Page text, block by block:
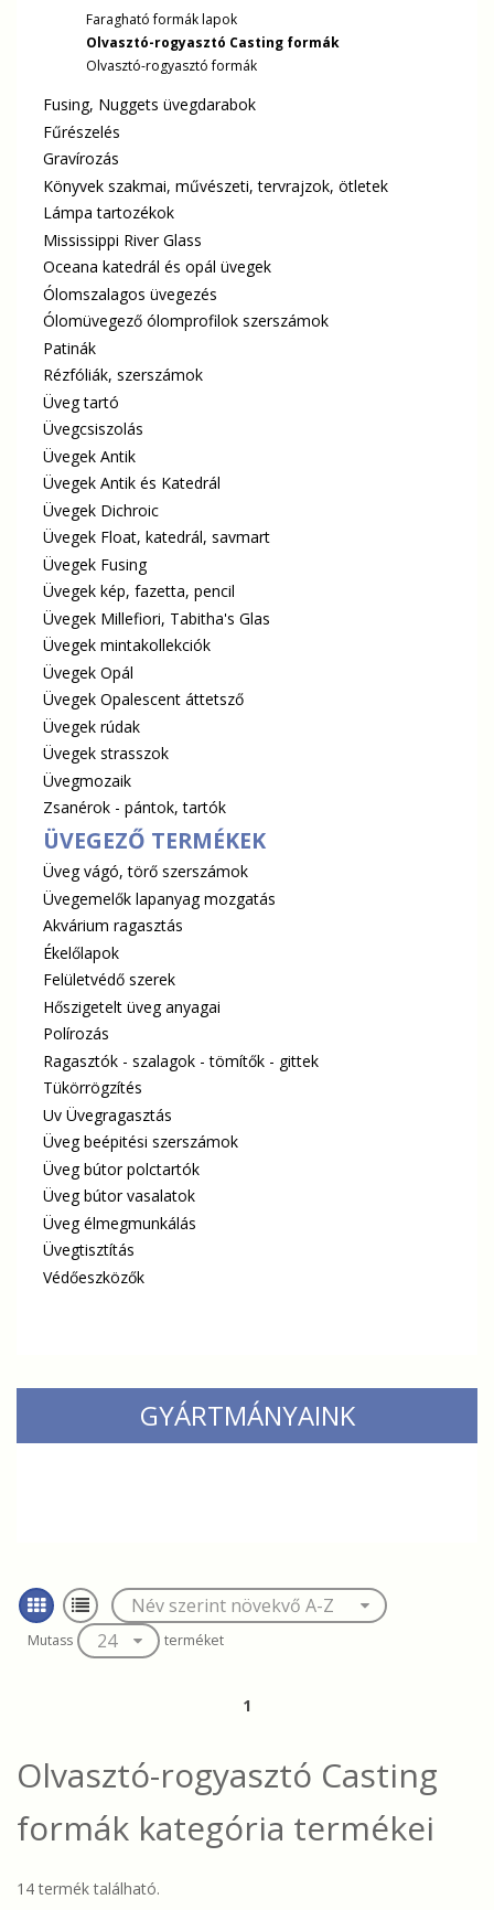
Faragható formák lapok
Olvasztó-rogyasztó Casting formák
Olvasztó-rogyasztó formák
Fusing, Nuggets üvegdarabok
Fűrészelés
Gravírozás
Könyvek szakmai, művészeti, tervrajzok, ötletek
Lámpa tartozékok
Mississippi River Glass
Oceana katedrál és opál üvegek
Ólomszalagos üvegezés
Ólomüvegező ólomprofilok szerszámok
Patinák
Rézfóliák, szerszámok
Üveg tartó
Üvegcsiszolás
Üvegek Antik
Üvegek Antik és Katedrál
Üvegek Dichroic
Üvegek Float, katedrál, savmart
Üvegek Fusing
Üvegek kép, fazetta, pencil
Üvegek Millefiori, Tabitha's Glas
Üvegek mintakollekciók
Üvegek Opál
Üvegek Opalescent áttetsző
Üvegek rúdak
Üvegek strasszok
Üvegmozaik
Zsanérok - pántok, tartók
ÜVEGEZŐ TERMÉKEK
Üveg vágó, törő szerszámok
Üvegemelők lapanyag mozgatás
Akvárium ragasztás
Ékelőlapok
Felületvédő szerek
Hőszigetelt üveg anyagai
Polírozás
Ragasztók - szalagok - tömítők - gittek
Tükörrögzítés
Uv Üvegragasztás
Üveg beépitési szerszámok
Üveg bútor polctartók
Üveg bútor vasalatok
Üveg élmegmunkálás
Üvegtisztítás
Védőeszközők
GYÁRTMÁNYAINK
Mutass terméket
1
Olvasztó-rogyasztó Casting
formák kategória termékei
14 termék található.